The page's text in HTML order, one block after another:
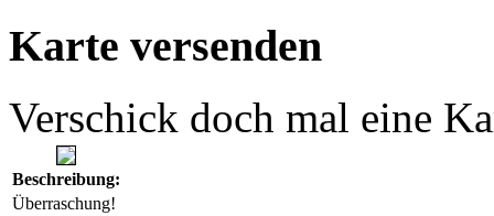
Karte versenden
Verschick doch mal eine
Beschreibung:
Überraschung!